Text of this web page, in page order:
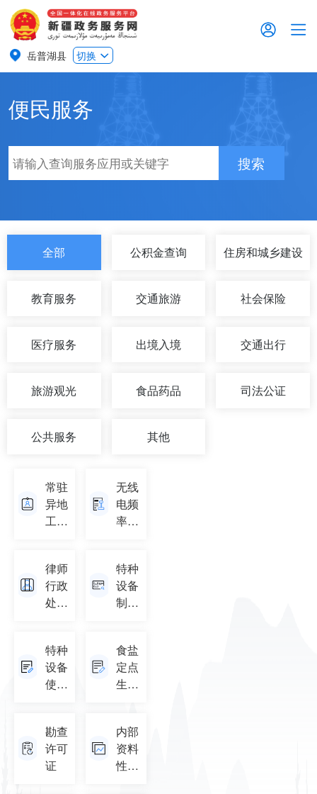
岳普湖县 切换
便民服务
搜索
全部 公积金查询 住房和城乡建设
教育服务 交通旅游 社会保险
医疗服务 出境入境 交通出行
旅游观光 食品药品 司法公证
公共服务 其他
常驻
异地
工作
无线
电频
率使
律师
行政
处罚
特种
设备
制造
许可
查询
特种
设备
使用
询
食盐
定点
生产
勘查
许可
证
内部
资料
性出